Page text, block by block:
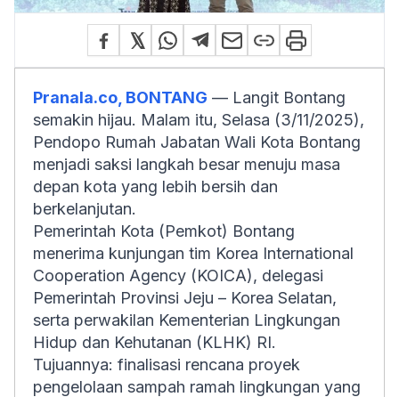
Pranala.co, BONTANG — Langit Bontang
semakin hijau. Malam itu, Selasa (3/11/2025),
Pendopo Rumah Jabatan Wali Kota Bontang
menjadi saksi langkah besar menuju masa
depan kota yang lebih bersih dan
berkelanjutan.
Pemerintah Kota (Pemkot) Bontang
menerima kunjungan tim Korea International
Cooperation Agency (KOICA), delegasi
Pemerintah Provinsi Jeju – Korea Selatan,
serta perwakilan Kementerian Lingkungan
Hidup dan Kehutanan (KLHK) RI.
Tujuannya: finalisasi rencana proyek
pengelolaan sampah ramah lingkungan yang